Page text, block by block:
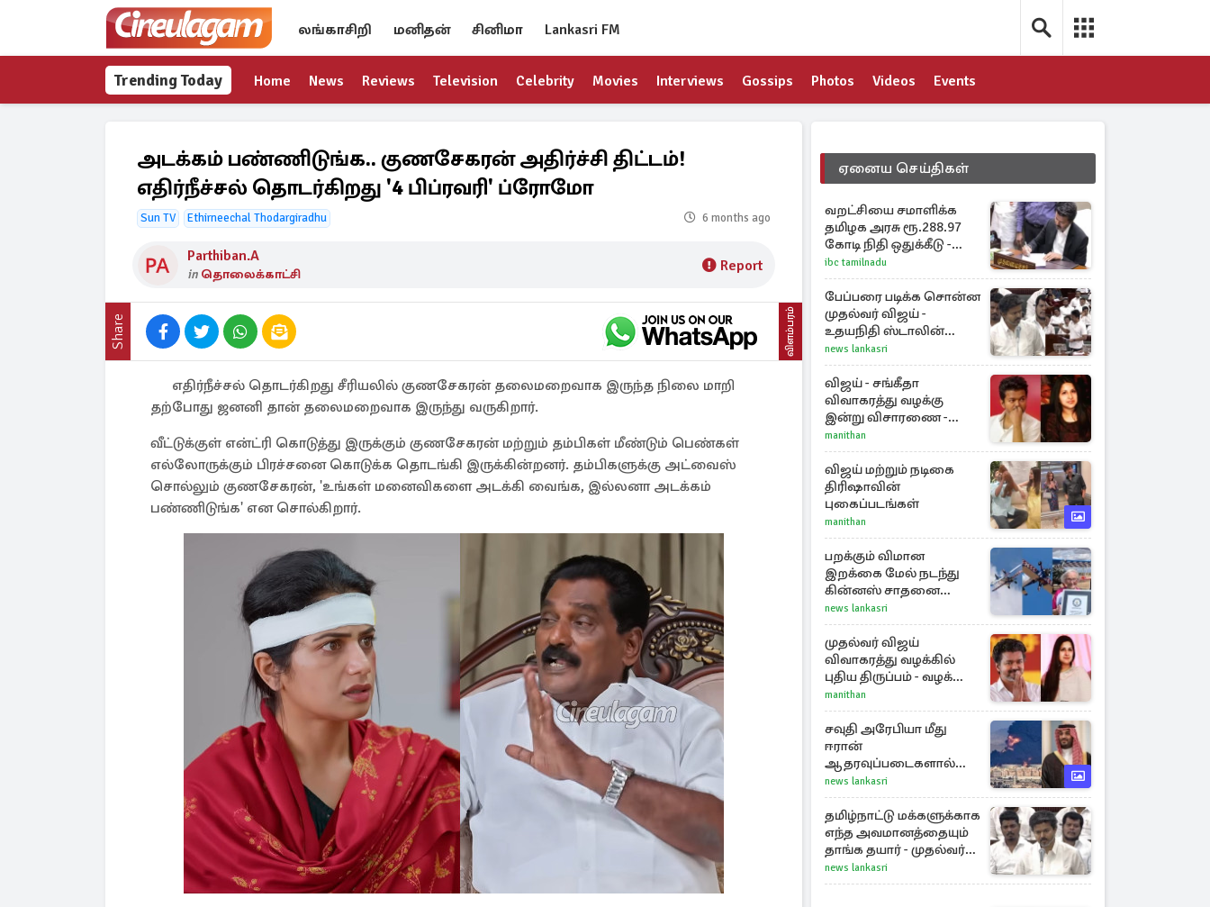
லங்காசிறி மனிதன் சினிமா Lankasri FM
Trending Today Home News Reviews Television Celebrity Movies Interviews Gossips Photos Videos Events
அடக்கம் பண்ணிடுங்க.. குணசேகரன் அதிர்ச்சி திட்டம்!
எதிர்நீச்சல் தொடர்கிறது '4 பிப்ரவரி' ப்ரோமோ
Sun TV Ethirneechal Thodargiradhu 6 months ago
Parthiban.A
in தொலைக்காட்சி Report
Share விளம்பரம்
எதிர்நீச்சல் தொடர்கிறது சீரியலில் குணசேகரன் தலைமறைவாக இருந்த நிலை மாறி
தற்போது ஜனனி தான் தலைமறைவாக இருந்து வருகிறார்.
வீட்டுக்குள் என்ட்ரி கொடுத்து இருக்கும் குணசேகரன் மற்றும் தம்பிகள் மீண்டும் பெண்கள்
எல்லோருக்கும் பிரச்சனை கொடுக்க தொடங்கி இருக்கின்றனர். தம்பிகளுக்கு அட்வைஸ்
சொல்லும் குணசேகரன், 'உங்கள் மனைவிகளை அடக்கி வைங்க, இல்லனா அடக்கம்
பண்ணிடுங்க' என சொல்கிறார்.
ஏனைய செய்திகள்
வறட்சியை சமாளிக்க
தமிழக அரசு ரூ.288.97
கோடி நிதி ஒதுக்கீடு -
வெளியான அரசாணை
ibc tamilnadu
பேப்பரை படிக்க சொன்ன
முதல்வர் விஜய் -
உதயநிதி ஸ்டாலின்
கொடுத்த பதிலடி
news lankasri
விஜய் - சங்கீதா
விவாகரத்து வழக்கு
இன்று விசாரணை -
காணொளி மூலம்
ஆஜராக வாய்ப்பு
manithan
விஜய் மற்றும் நடிகை
திரிஷாவின்
புகைப்படங்கள்
manithan
பறக்கும் விமான
இறக்கை மேல் நடந்து
கின்னஸ் சாதனை
படைத்த 97 வயது
மூதாட்டி
news lankasri
முதல்வர் விஜய்
விவாகரத்து வழக்கில்
புதிய திருப்பம் - வழக்கை
வாபஸ் பெற்ற சங்கீதா!
manithan
சவுதி அரேபியா மீது
ஈரான்
ஆதரவுப்படைகளால்
இருமுனைத் தாக்குதல்:
நெருக்கடியில் மத்திய
கிழக்கு
news lankasri
தமிழ்நாட்டு மக்களுக்காக
எந்த அவமானத்தையும்
தாங்க தயார் - முதல்வர்
விஜய்
news lankasri